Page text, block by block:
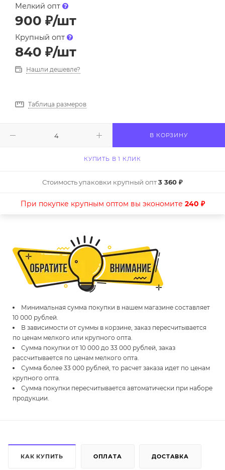
Мелкий опт
900 ₽/шт
Крупный опт
840 ₽/шт
Нашли дешевле?
Таблица размеров
В КОРЗИНУ
КУПИТЬ В 1 КЛИК
Стоимость упаковки крупный опт3 360 ₽
При покупке крупным оптом вы экономите 240 ₽
Минимальная сумма покупки в нашем магазине составляет
10 000 рублей.
В зависимости от суммы в корзине, заказ пересчитывается
по ценам мелкого или крупного опта.
Сумма покупки от 10 000 до 33 000 рублей, заказ
рассчитывается по ценам мелкого опта.
Сумма более 33 000 рублей, то расчет заказа идет по ценам
крупного опта.
Сумма покупки пересчитывается автоматически при наборе
продукции.
КАК КУПИТЬ ОПЛАТА ДОСТАВКА